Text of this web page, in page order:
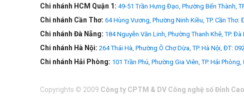
Khả năng tương thích cắm và chạy
Chi nhánh HCM Quận 1: 49-51 Trần Hưng Đạo, Phường Bến Thành,
Chi nhánh Cần Thơ: 64 Hùng Vương, Phường Ninh Kiều, TP. Cần Thơ.
Chi nhánh Đà Nẵng: 184 Nguyễn Văn Linh, Phường Thanh Khê, TP.
Chi nhánh Hà Nội: 264 Thái Hà, Phường Ô Chợ Dừa, TP. Hà Nội, ĐT:
Chi nhánh Hải Phòng: 101 Trần Phú, Phường Gia Viên, TP. Hải
Copyrights © 2009 Công ty CPTM & DV Công nghệ số Đỉnh